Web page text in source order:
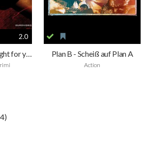
2.0
Lady Bloodfight - Fight for your life Plan B - Scheiß auf Plan A
Action
4)